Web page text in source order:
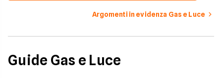
Argomenti in evidenza Gas e Luce
Guide Gas e Luce